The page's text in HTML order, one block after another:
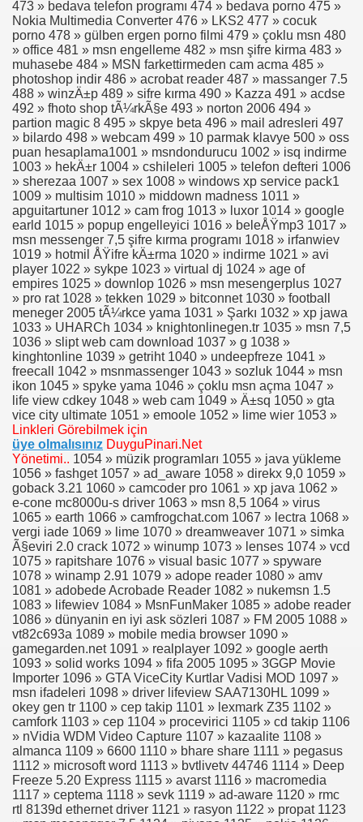
473 » bedava telefon programı 474 » bedava porno 475 »
Nokia Multimedia Converter 476 » LKS2 477 » cocuk
porno 478 » gülben ergen porno filmi 479 » çoklu msn 480
» office 481 » msn engelleme 482 » msn şifre kirma 483 »
muhasebe 484 » MSN farkettirmeden cam acma 485 »
photoshop indir 486 » acrobat reader 487 » massanger 7.5
488 » winzÄ±p 489 » sifre kırma 490 » Kazza 491 » acdse
492 » fhoto shop tÃ¼rkÃ§e 493 » norton 2006 494 »
partion magic 8 495 » skpye beta 496 » mail adresleri 497
» bilardo 498 » webcam 499 » 10 parmak klavye 500 » oss
puan hesaplama1001 » msndondurucu 1002 » isq indirme
1003 » hekÄ±r 1004 » cshileleri 1005 » telefon defteri 1006
» sherezaa 1007 » sex 1008 » windows xp service pack1
1009 » multisim 1010 » middown madness 1011 »
apguitartuner 1012 » cam frog 1013 » luxor 1014 » google
earld 1015 » popup engelleyici 1016 » beleÅŸmp3 1017 »
msn messenger 7,5 şifre kırma programı 1018 » irfanwiev
1019 » hotmil ÅŸifre kÄ±rma 1020 » indirme 1021 » avi
player 1022 » sykpe 1023 » virtual dj 1024 » age of
empires 1025 » downlop 1026 » msn mesengerplus 1027
» pro rat 1028 » tekken 1029 » bitconnet 1030 » football
meneger 2005 tÃ¼rkce yama 1031 » Şarkı 1032 » xp jawa
1033 » UHARCh 1034 » knightonlinegen.tr 1035 » msn 7,5
1036 » slipt web cam download 1037 » g 1038 »
kinghtonline 1039 » getriht 1040 » undeepfreze 1041 »
freecall 1042 » msnmassenger 1043 » sozluk 1044 » msn
ikon 1045 » spyke yama 1046 » çoklu msn açma 1047 »
life view cdkey 1048 » web cam 1049 » Ä±sq 1050 » gta
vice city ultimate 1051 » emoole 1052 » lime wier 1053 »
Linkleri Görebilmek için
üye olmalısınız DuyguPinari.Net
Yönetimi.. 1054 » müzik programları 1055 » java yükleme
1056 » fashget 1057 » ad_aware 1058 » direkx 9,0 1059 »
goback 3.21 1060 » camcoder pro 1061 » xp java 1062 »
e-cone mc8000u-s driver 1063 » msn 8,5 1064 » virus
1065 » earth 1066 » camfrogchat.com 1067 » lectra 1068 »
vergi iade 1069 » lime 1070 » dreamweaver 1071 » simka
Ã§eviri 2.0 crack 1072 » winump 1073 » lenses 1074 » vcd
1075 » rapitshare 1076 » visual basic 1077 » spyware
1078 » winamp 2.91 1079 » adope reader 1080 » amv
1081 » adobede Acrobade Reader 1082 » nukemsn 1.5
1083 » lifewiev 1084 » MsnFunMaker 1085 » adobe reader
1086 » dünyanin en iyi ask sözleri 1087 » FM 2005 1088 »
vt82c693a 1089 » mobile media browser 1090 »
gamegarden.net 1091 » realplayer 1092 » google aerth
1093 » solid works 1094 » fifa 2005 1095 » 3GGP Movie
Importer 1096 » GTA ViceCity Kurtlar Vadisi MOD 1097 »
msn ifadeleri 1098 » driver lifeview SAA7130HL 1099 »
okey gen tr 1100 » cep takip 1101 » lexmark Z35 1102 »
camfork 1103 » cep 1104 » procevirici 1105 » cd takip 1106
» nVidia WDM Video Capture 1107 » kazaalite 1108 »
almanca 1109 » 6600 1110 » bhare share 1111 » pegasus
1112 » microsoft word 1113 » bvtlivetv 44746 1114 » Deep
Freeze 5.20 Express 1115 » avarst 1116 » macromedia
1117 » ceptema 1118 » sevk 1119 » ad-aware 1120 » rmc
rtl 8139d ethernet driver 1121 » rasyon 1122 » propat 1123